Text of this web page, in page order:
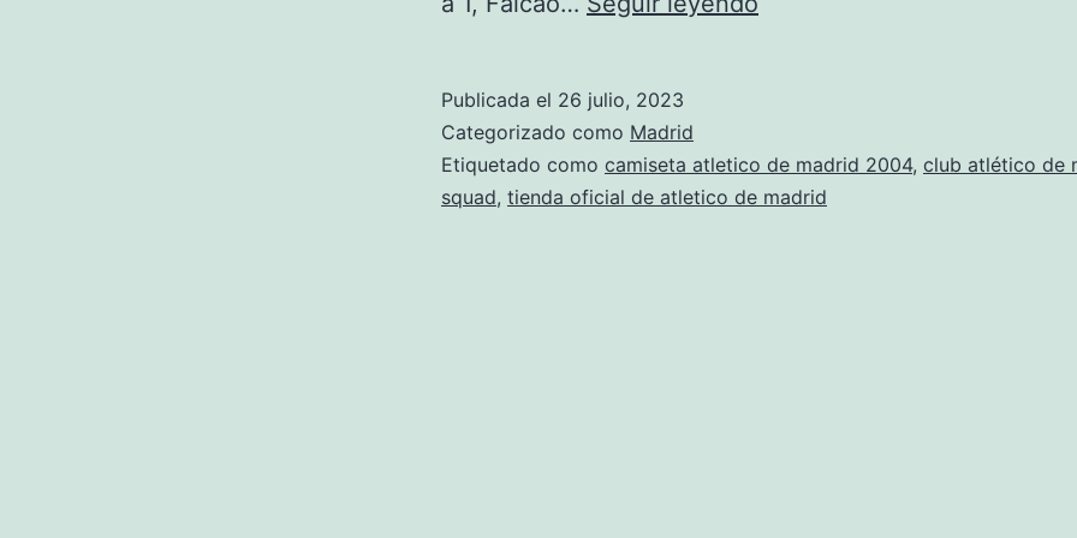
Publicada el 26 julio, 2023
Categorizado como Madrid
Etiquetado como camiseta atletico de madrid 2004, club atlético de
squad, tienda oficial de atletico de madrid